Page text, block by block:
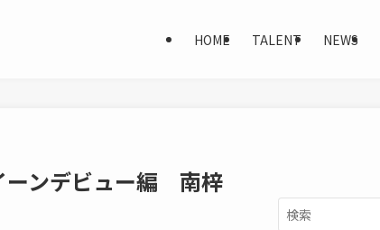
HOME TALENT NEWS
ーンデビュー編 南梓